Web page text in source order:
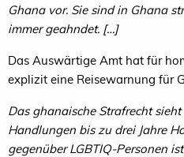
Ghana vor. Sie sind in Ghana
immer geahndet. […]
Das Auswärtige Amt hat für
explizit eine Reisewarnung für
Das ghanaische Strafrecht
Handlungen bis zu drei Jahre
gegenüber LGBTIQ-Personen